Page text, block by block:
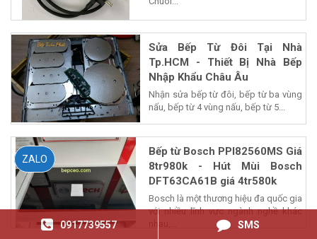
Sửa Bếp Từ Đôi Tại Nhà
Tp.HCM - Thiết Bị Nhà Bếp
Nhập Khẩu Châu Âu
Nhận sửa bếp từ đôi, bếp từ ba vùng
nấu, bếp từ 4 vùng nấu, bếp từ 5...
Bếp từ Bosch PPI82560MS Giá
8tr980k - Hút Mùi Bosch
DFT63CA61B giá 4tr580k
Bosch là một thương hiệu đa quốc gia
với nhiều lĩnh vực ngành nghề khác
0917739557 SMS
ZALO